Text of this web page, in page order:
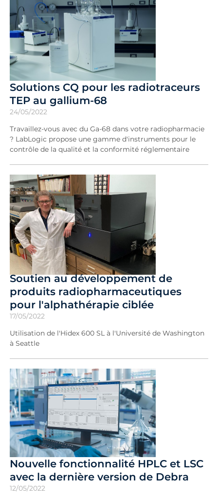
Solutions CQ pour les radiotraceurs
TEP au gallium-68
24/05/2022
Travaillez-vous avec du Ga-68 dans votre radiopharmacie
? LabLogic propose une gamme d'instruments pour le
contrôle de la qualité et la conformité réglementaire
Soutien au développement de
produits radiopharmaceutiques
pour l'alphathérapie ciblée
17/05/2022
Utilisation de l'Hidex 600 SL à l'Université de Washington
à Seattle
Nouvelle fonctionnalité HPLC et LSC
avec la dernière version de Debra
12/05/2022